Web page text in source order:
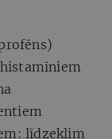
līdzeklim